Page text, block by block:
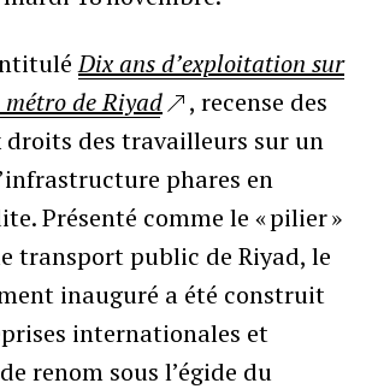
Dix ans d’exploitation sur
de Riyad
, recense des
des travailleurs sur un
phares en
Présenté comme le « pilier »
transport public de Riyad, le
inauguré a été construit
internationales et
renom sous l’égide du